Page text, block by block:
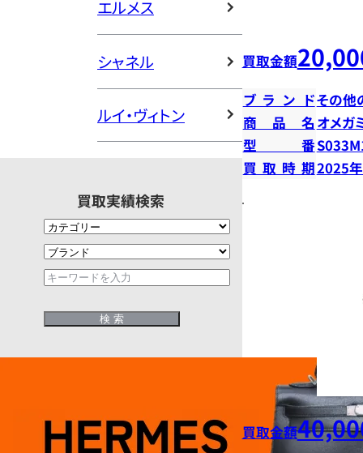
エルメス
シャネル
ルイ・ヴィトン
買取実績検索
買取金額
ブランドその他
商品名 オメガ
型番
買取時期2025
買取金額